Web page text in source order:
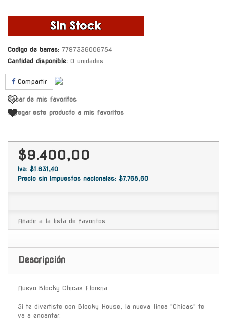
Codigo de barras: 7797336006754
Cantidad disponible: 0 unidades
Compartir
Sacar de mis favoritos
Agregar este producto a mis favoritos
$9.400,00
Iva: $1.631,40
Precio sin impuestos nacionales: $7.768,60
Añadir a la lista de favoritos
Descripción
Nuevo Blocky Chicas Floreria.
Si te divertiste con Blocky House, la nueva línea "Chicas" te
va a encantar.